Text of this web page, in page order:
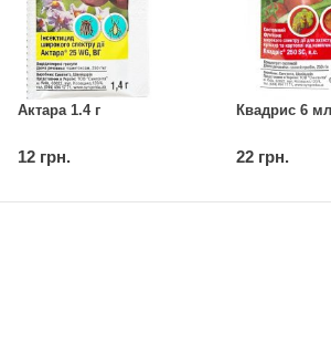
Актара 1.4 г
12 грн.
Квадрис 6 мл
22 грн.